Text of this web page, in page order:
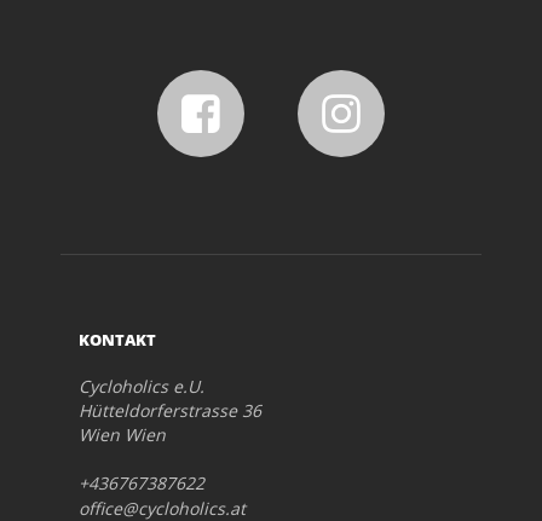
KONTAKT
Cycloholics e.U.
Hütteldorferstrasse 36
Wien Wien
+436767387622
office@cycloholics.at